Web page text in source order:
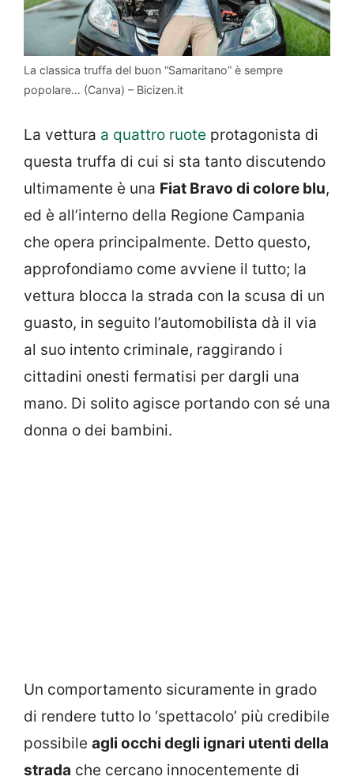
La classica truffa del buon “Samaritano” è sempre
popolare… (Canva) – Bicizen.it
La vettura a quattro ruote protagonista di
questa truffa di cui si sta tanto discutendo
ultimamente è una Fiat Bravo di colore blu,
ed è all’interno della Regione Campania
che opera principalmente. Detto questo,
approfondiamo come avviene il tutto; la
vettura blocca la strada con la scusa di un
guasto, in seguito l’automobilista dà il via
al suo intento criminale, raggirando i
cittadini onesti fermatisi per dargli una
mano. Di solito agisce portando con sé una
donna o dei bambini.
Un comportamento sicuramente in grado
di rendere tutto lo ‘spettacolo’ più credibile
possibile agli occhi degli ignari utenti della
strada che cercano innocentemente di